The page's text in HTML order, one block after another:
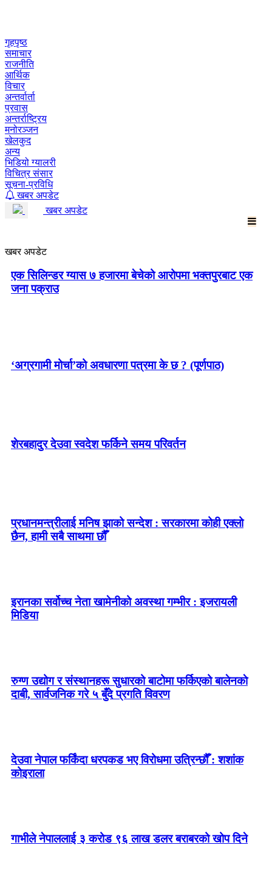
गृहपृष्ठ
समाचार
राजनीति
आर्थिक
विचार
अन्तर्वार्ता
प्रवास
अन्तर्राष्ट्रिय
मनोरञ्जन
खेलकुद
अन्य
भिडियो ग्यालरी
विचित्र संसार
सूचना-प्रविधि
खबर अपडेट
खबर अपडेट
खबर अपडेट
एक सिलिन्डर ग्यास ७ हजारमा बेचेको आरोपमा भक्तपुरबाट एक
जना पक्राउ
‘अग्रगामी मोर्चा’को अवधारणा पत्रमा के छ ? (पूर्णपाठ)
शेरबहादुर देउवा स्वदेश फर्किने समय परिवर्तन
प्रधानमन्त्रीलाई मनिष झाको सन्देश : सरकारमा कोही एक्लो
छैन, हामी सबै साथमा छौँ
इरानका सर्वोच्च नेता खामेनीको अवस्था गम्भीर : इजरायली
मिडिया
रुग्ण उद्योग र संस्थानहरू सुधारको बाटोमा फर्किएको बालेनकाे
दाबी, सार्वजनिक गरे ५ बुँदे प्रगति विवरण
देउवा नेपाल फर्किंदा धरपकड भए विरोधमा उत्रिन्छौँ : शशांक
कोइराला
गाभीले नेपाललाई ३ करोड ९६ लाख डलर बराबरको खोप दिने